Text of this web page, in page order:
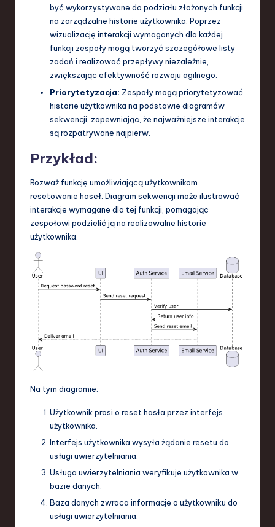
być wykorzystywane do podziału złożonych funkcji
na zarządzalne historie użytkownika. Poprzez
wizualizację interakcji wymaganych dla każdej
funkcji zespoły mogą tworzyć szczegółowe listy
zadań i realizować przepływy niezależnie,
zwiększając efektywność rozwoju agilnego.
Priorytetyzacja: Zespoły mogą priorytetyzować
historie użytkownika na podstawie diagramów
sekwencji, zapewniając, że najważniejsze interakcje
są rozpatrywane najpierw.
Przykład:
Rozważ funkcję umożliwiającą użytkownikom
resetowanie haseł. Diagram sekwencji może ilustrować
interakcje wymagane dla tej funkcji, pomagając
zespołowi podzielić ją na realizowalne historie
użytkownika.
Na tym diagramie:
Użytkownik prosi o reset hasła przez interfejs
użytkownika.
Interfejs użytkownika wysyła żądanie resetu do
usługi uwierzytelniania.
Usługa uwierzytelniania weryfikuje użytkownika w
bazie danych.
Baza danych zwraca informacje o użytkowniku do
usługi uwierzytelniania.